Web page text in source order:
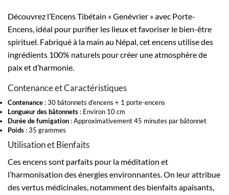
Découvrez l’Encens Tibétain « Genévrier » avec Porte-
Encens, idéal pour purifier les lieux et favoriser le bien-être
spirituel. Fabriqué à la main au Népal, cet encens utilise des
ingrédients 100% naturels pour créer une atmosphère de
paix et d’harmonie.
Contenance et Caractéristiques
Contenance : 30 bâtonnets d’encens + 1 porte-encens
Longueur des bâtonnets : Environ 10 cm
Durée de fumigation : Approximativement 45 minutes par bâtonnet
Poids : 35 grammes
Utilisation et Bienfaits
Ces encens sont parfaits pour la méditation et
l’harmonisation des énergies environnantes. On leur attribue
des vertus médicinales, notamment des bienfaits apaisants,